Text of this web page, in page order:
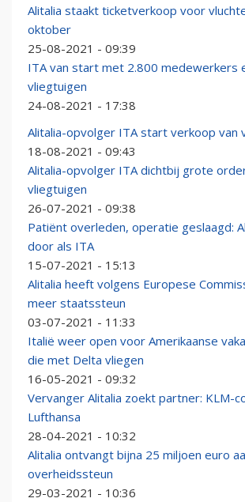
Alitalia staakt ticketverkoop voor
oktober
25-08-2021 - 09:39
ITA van start met 2.800 medewerkers
vliegtuigen
24-08-2021 - 17:38
Alitalia-opvolger ITA start verkoop van
18-08-2021 - 09:43
Alitalia-opvolger ITA dichtbij grote
vliegtuigen
26-07-2021 - 09:38
Patiënt overleden, operatie geslaagd:
door als ITA
15-07-2021 - 15:13
Alitalia heeft volgens Europese
meer staatssteun
03-07-2021 - 11:33
Italië weer open voor Amerikaanse
die met Delta vliegen
16-05-2021 - 09:32
Vervanger Alitalia zoekt partner: KLM-
Lufthansa
28-04-2021 - 10:32
Alitalia ontvangt bijna 25 miljoen euro
overheidssteun
29-03-2021 - 10:36